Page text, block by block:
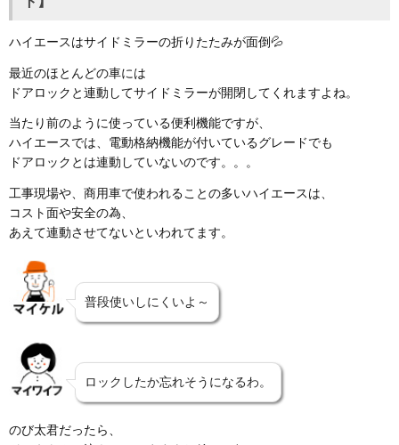
ハイエースはサイドミラーの折りたたみが面倒💦
最近のほとんどの車には
ドアロックと連動してサイドミラーが開閉してくれますよね。
当たり前のように使っている便利機能ですが、
ハイエースでは、電動格納機能が付いているグレードでも
ドアロックとは連動していないのです。。。
工事現場や、商用車で使われることの多いハイエースは、
コスト面や安全の為、
あえて連動させてないといわれてます。
普段使いしにくいよ～
ロックしたか忘れそうになるわ。
のび太君だったら、